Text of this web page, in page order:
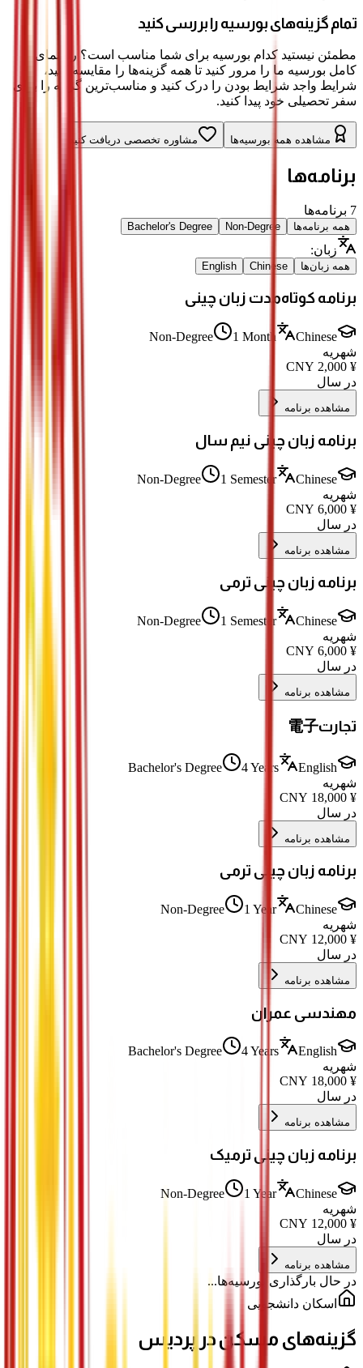
تمام گزینه‌های بورسیه را بررسی کنید
مطمئن نیستید کدام بورسیه برای شما مناسب است؟ راهنمای
کامل بورسیه ما را مرور کنید تا همه گزینه‌ها را مقایسه کنید،
شرایط واجد شرایط بودن را درک کنید و مناسب‌ترین گزینه را برای
سفر تحصیلی خود پیدا کنید.
مشاهده همه بورسیه‌ها مشاوره تخصصی دریافت کنید
برنامه‌ها
7 برنامه‌ها
همه برنامه‌ها Non-Degree
Bachelor's Degree
زبان:
همه زبان‌ها Chinese
English
برنامه کوتاه‌مدت زبان چینی
Non-Degree 1 Month
Chinese
شهریه
¥
2,000
در سال
مشاهده برنامه
برنامه زبان چینی نیم سال
Non-Degree 1 Semester
Chinese
شهریه
¥
6,000
در سال
مشاهده برنامه
برنامه زبان چینی ترمی
Non-Degree 1 Semester
Chinese
شهریه
¥
6,000
در سال
مشاهده برنامه
تجارت電子
Bachelor's Degree 4 Years
English
شهریه
¥
18,000
در سال
مشاهده برنامه
برنامه زبان چینی ترمی
Non-Degree 1 Year
Chinese
شهریه
¥
12,000
در سال
مشاهده برنامه
مهندسی عمران
Bachelor's Degree 4 Years
English
شهریه
¥
18,000
در سال
مشاهده برنامه
برنامه زبان چینی ترمیک
Non-Degree 1 Year
Chinese
شهریه
¥
12,000
در سال
مشاهده برنامه
در حال بارگذاری بورسیه‌ها...
اسکان دانشجویی
گزینه‌های مسکن در پردیس